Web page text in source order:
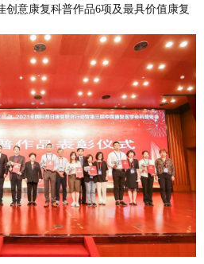
创意康复科普作品6项及最具价值康复